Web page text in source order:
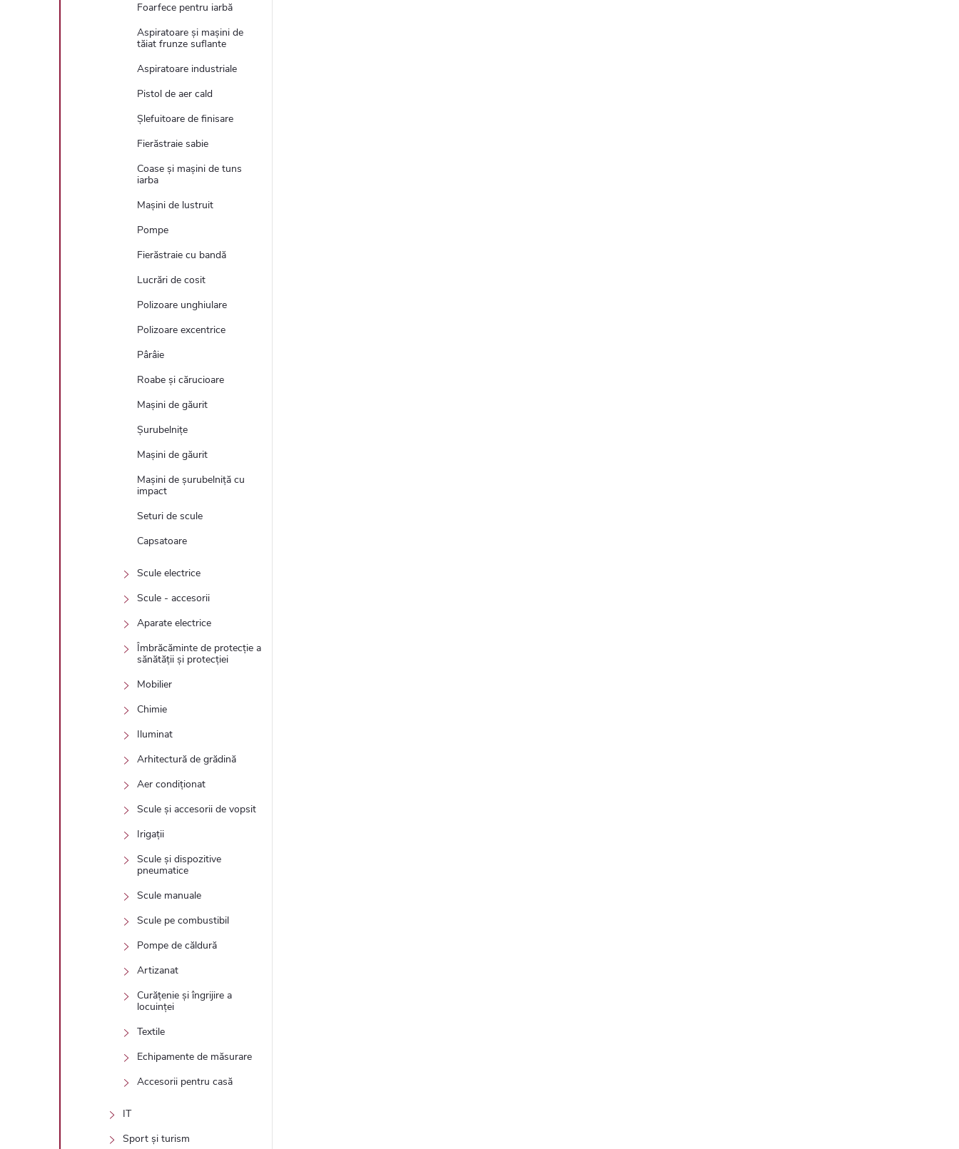
Foarfece pentru iarbă
Aspiratoare și mașini de
tăiat frunze suflante
Aspiratoare industriale
Pistol de aer cald
Șlefuitoare de finisare
Fierăstraie sabie
Coase și mașini de tuns
iarba
Mașini de lustruit
Pompe
Fierăstraie cu bandă
Lucrări de cosit
Polizoare unghiulare
Polizoare excentrice
Pârâie
Roabe și cărucioare
Mașini de găurit
Șurubelnițe
Mașini de găurit
Mașini de șurubelniță cu
impact
Seturi de scule
Capsatoare
Scule electrice
Scule - accesorii
Aparate electrice
Îmbrăcăminte de protecție a
sănătății și protecției
Mobilier
Chimie
Iluminat
Arhitectură de grădină
Aer condiționat
Scule și accesorii de vopsit
Irigații
Scule și dispozitive
pneumatice
Scule manuale
Scule pe combustibil
Pompe de căldură
Artizanat
Curățenie și îngrijire a
locuinței
Textile
Echipamente de măsurare
Accesorii pentru casă
IT
Sport și turism